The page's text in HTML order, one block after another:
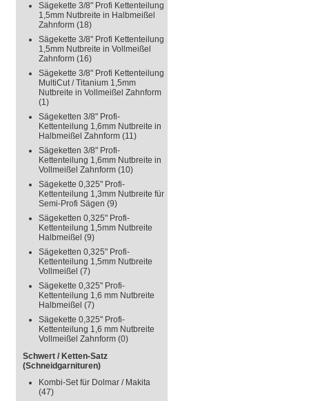
Sägekette 3/8" Profi Kettenteilung
1,5mm Nutbreite in Halbmeißel
Zahnform (18)
Sägekette 3/8" Profi Kettenteilung
1,5mm Nutbreite in Vollmeißel
Zahnform (16)
Sägekette 3/8" Profi Kettenteilung
MultiCut / Titanium 1,5mm
Nutbreite in Vollmeißel Zahnform
(1)
Sägeketten 3/8" Profi-
Kettenteilung 1,6mm Nutbreite in
Halbmeißel Zahnform (11)
Sägeketten 3/8" Profi-
Kettenteilung 1,6mm Nutbreite in
Vollmeißel Zahnform (10)
Sägekette 0,325" Profi-
Kettenteilung 1,3mm Nutbreite für
Semi-Profi Sägen (9)
Sägeketten 0,325" Profi-
Kettenteilung 1,5mm Nutbreite
Halbmeißel (9)
Sägeketten 0,325" Profi-
Kettenteilung 1,5mm Nutbreite
Vollmeißel (7)
Sägekette 0,325" Profi-
Kettenteilung 1,6 mm Nutbreite
Halbmeißel (7)
Sägekette 0,325" Profi-
Kettenteilung 1,6 mm Nutbreite
Vollmeißel Zahnform (0)
Schwert / Ketten-Satz
(Schneidgarnituren)
Kombi-Set für Dolmar / Makita
(47)